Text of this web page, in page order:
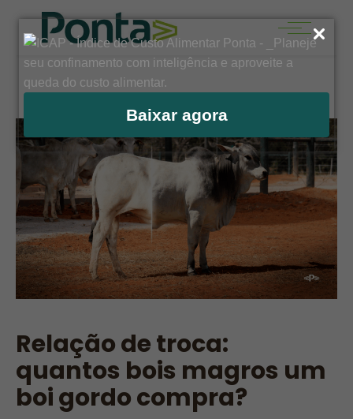
Baixar agora
Relação de troca:
quantos bois magros um
boi gordo compra?